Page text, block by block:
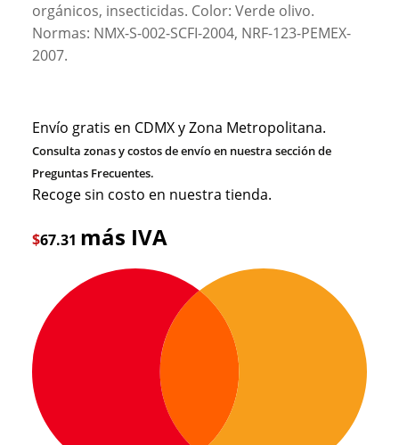
orgánicos, insecticidas. Color: Verde olivo.
Normas: NMX-S-002-SCFI-2004, NRF-123-PEMEX-
2007.
Envío gratis en CDMX y Zona Metropolitana.
Consulta zonas y costos de envío en nuestra sección de
Preguntas Frecuentes.
Recoge sin costo en nuestra tienda.
$67.31 más IVA